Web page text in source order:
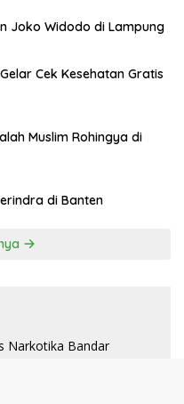
Joko Widodo di Lampung
Cek Kesehatan Gratis
Muslim Rohingya di
di Banten